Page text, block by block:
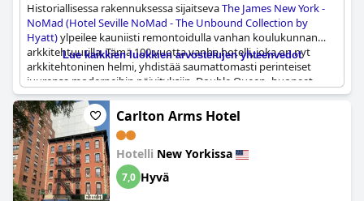
Historiallisessa rakennuksessa sijaitsevaThe James New York -
NoMad (Hotel Seville NoMad - The Unbound Collection by
Hyatt)ylpeilee kauniisti remontoidulla vanhan koulukunnan
arkkitehtuurilla. Tämä 100 vuotta vanha hotelli, joka on nyt
arkkitehtoninen helmi, yhdistää saumattomasti perinteiset
juurensa moderneihin päivityksiin. Double Queen -huoneet
säilyttävät historiallisen viehätyksensä, heijastaen rakennuksen
tarinallista menneisyyttä. Strategisesti sijaitseva hotelli asettaa
vieraat alueelle, joka on rikas historiallisella merkityksellään,
ihanteellinen nähtävyyksien katseluun ja New Yorkin ajattoman
viehätyksen tutkimiseen. Hotellin boutique-tunnelma korostaa
entisestään sen historiallista vetovoimaa, mikä tekee siitä
kiehtovan kohteen matkailijoille.
Lue kaikkien luokkien arvostelujen yhteenvedot
Carlton Arms Hotel
Hotelli New Yorkissa
7,0 Hyvä